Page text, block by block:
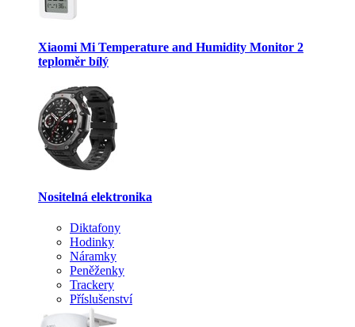
Xiaomi Mi Temperature and Humidity Monitor 2
teploměr bílý
Nositelná elektronika
Diktafony
Hodinky
Náramky
Peněženky
Trackery
Příslušenství